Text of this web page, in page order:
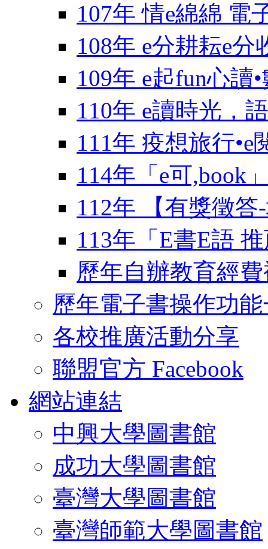
107年 情e綿綿 電
108年 e分耕耘e
109年 e起fun心讀
110年 e讀時光，
111年 疫想旅行
114年「e可,book
112年 【有獎徵
113年「E書E語
歷年自辦教育經
歷年電子書操作功
各校推廣活動分享
聯盟官方 Facebook
網站連結
中興大學圖書館
成功大學圖書館
臺灣大學圖書館
臺灣師範大學圖書館